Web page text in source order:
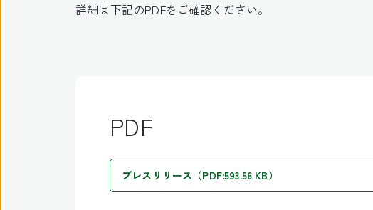
詳細は下記のPDFをご確認ください。
PDF
プレスリリース（PDF:593.56 KB）